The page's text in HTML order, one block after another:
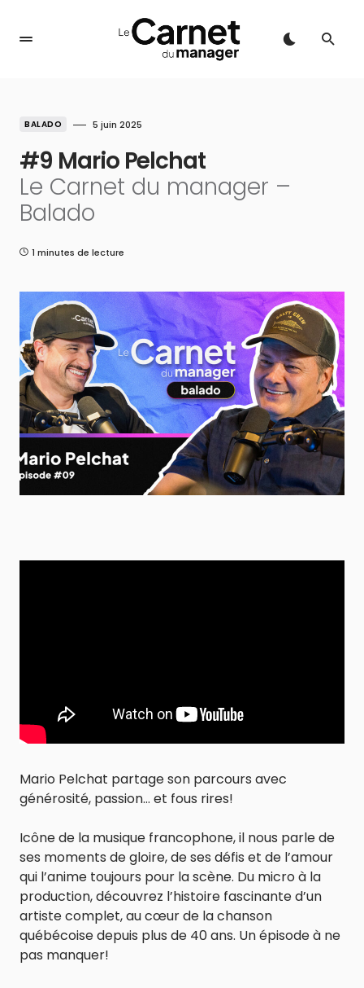
BALADO 5 juin 2025
#9 Mario Pelchat
Le Carnet du manager –
Balado
1 minutes de lecture
Mario Pelchat partage son parcours avec
générosité, passion… et fous rires!
Icône de la musique francophone, il nous parle de
ses moments de gloire, de ses défis et de l’amour
qui l’anime toujours pour la scène. Du micro à la
production, découvrez l’histoire fascinante d’un
artiste complet, au cœur de la chanson
québécoise depuis plus de 40 ans. Un épisode à ne
pas manquer!